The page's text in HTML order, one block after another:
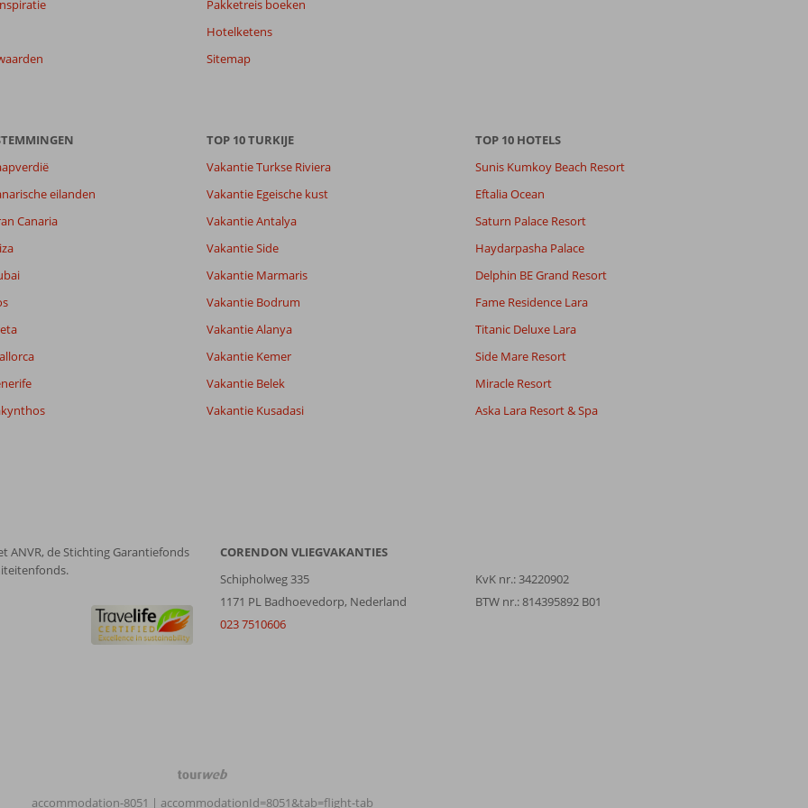
7,2
7,6
Filter reisgezelschap
Alle
Sorteren op
datum (nieuw > oud)
Pakketreis boeken
Hotelketens
Sitemap
eilanden
Canaria
TOP 10 TURKIJE
Vakantie Turkse Riviera
Vakantie Egeische kust
Vakantie Antalya
Vakantie Side
Vakantie Marmaris
Vakantie Bodrum
Vakantie Alanya
Vakantie Kemer
Vakantie Belek
Vakantie Kusadasi
TOP 10 HOTELS
Sunis Kumkoy Beach Resort
Eftalia Ocean
Saturn Palace Resort
Haydarpasha Palace
Delphin BE Grand Resort
Fame Residence Lara
Titanic Deluxe Lara
Side Mare Resort
Miracle Resort
Aska Lara Resort & Spa
ANVR, de Stichting Garantiefonds
CORENDON VLIEGVAKANTIES
Schipholweg 335
1171 PL Badhoevedorp, Nederland
023 7510606
KvK nr.: 34220902
BTW nr.: 814395892 B01
TourWeb
accommodation-8051 | accommodationId=8051&tab=flight-tab